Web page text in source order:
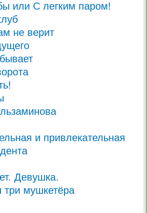
или С легким паром!
не верит
и привлекательная
Девушка.
мушкетёра